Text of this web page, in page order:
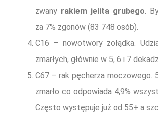
zwany rakiem jelita grubego.
za 7% zgonów (83 748 osób).
C16 – nowotwory żołądka.
zmarłych, głównie w 5, 6 i 7
C67 – rak pęcherza moczowego.
zmarło co odpowiada 4,9%
Często występuje już od 55+ a